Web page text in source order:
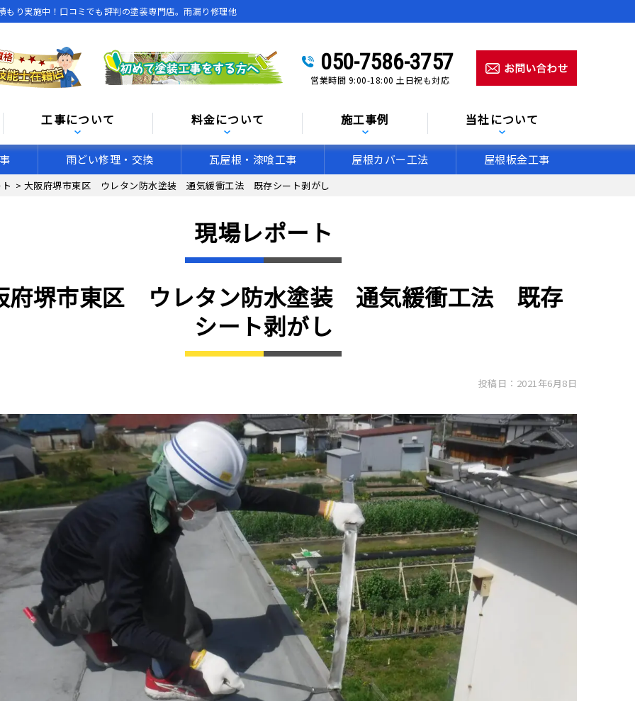
り実施中！口コミでも評判の塗装専門店。雨漏り修理他
050-7586-3757
営業時間 9:00-18:00 土日祝も対応
工事について 料金について 施工事例 当社について
雨どい修理・交換 瓦屋根・漆喰工事 屋根カバー工法 屋根板金工事
> 大阪府堺市東区 ウレタン防水塗装 通気緩衝工法 既存シート剥がし
現場レポート
府堺市東区 ウレタン防水塗装 通気緩衝工法 既存
シート剥がし
投稿日：2021年6月8日